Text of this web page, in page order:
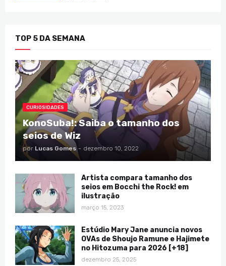
TOP 5 DA SEMANA
CURIOSIDADES
KonoSuba!: Saiba o tamanho dos
seios de Wiz
por Lucas Gomes - dezembro 10, 2022
Artista compara tamanho dos
seios em Bocchi the Rock! em
ilustração
março 15, 2023
Estúdio Mary Jane anuncia novos
OVAs de Shoujo Ramune e Hajimete
no Hitozuma para 2026 [+18]
dezembro 25, 2025